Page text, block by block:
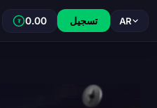
₮ 0.00 تسجيل AR